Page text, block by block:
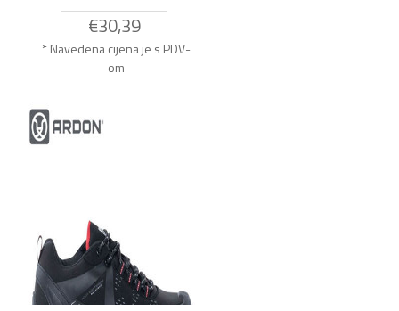
€30,39
* Navedena cijena je s PDV-
om